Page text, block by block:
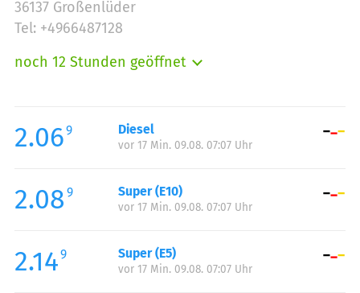
36137 Großenlüder
Tel: +4966487128
noch 12 Stunden geöffnet
Mittwoch:
05:00-22:00
Donnerstag:
Samstag:
06:00-22:00
Sonntag:
2.069 Diesel
vor 17 Min. 09.08. 07:07 Uhr
2.08 9 Super (E10)
vor 17 Min. 09.08. 07:07 Uhr
2.149 Super (E5)
vor 17 Min. 09.08. 07:07 Uhr